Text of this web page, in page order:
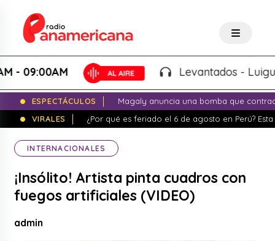
Levantados - Luigui
ESPECTÁCULOS
Magaly anuncia una bomba que
VIRALES
¿Por qué es feriado el 6 de agosto en Perú?
INTERNACIONALES
¡Insólito! Artista pinta cuadros con
fuegos artificiales (VIDEO)
admin